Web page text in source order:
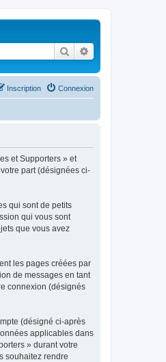
Rechercher
Connexion
Inscription
et Supporters » et
part (désignées ci-
qui sont de petits
qui vous sont
que vous avez
les pages créées par
de messages en tant
connexion (désignés
(désigné ci-après
applicables dans
» durant votre
souhaitez rendre